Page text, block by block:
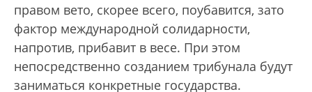
правом вето, скорее всего, поубавится, зато
фактор международной солидарности,
напротив, прибавит в весе. При этом
непосредственно созданием трибунала будут
заниматься конкретные государства.